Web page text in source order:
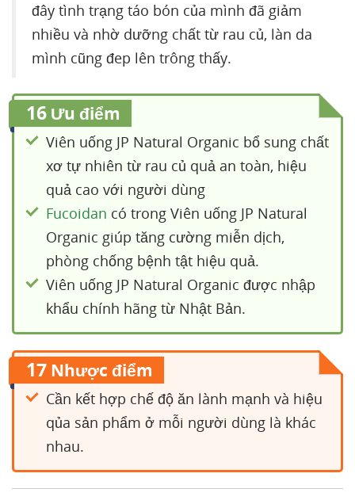
đây tình trạng táo bón của mình đã giảm
nhiều và nhờ dưỡng chất từ rau củ, làn da
mình cũng đep lên trông thấy.
16 Ưu điểm
Viên uống JP Natural Organic bổ sung chất
xơ tự nhiên từ rau củ quả an toàn, hiệu
quả cao với người dùng
Fucoidan có trong Viên uống JP Natural
Organic giúp tăng cường miễn dịch,
phòng chống bệnh tật hiệu quả.
Viên uống JP Natural Organic được nhập
khẩu chính hãng từ Nhật Bản.
17 Nhược điểm
Cần kết hợp chế độ ăn lành mạnh và hiệu
qủa sản phẩm ở mỗi người dùng là khác
nhau.